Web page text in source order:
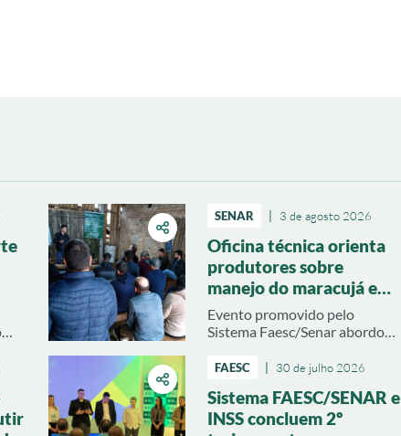
SENAR 3 de agosto 2026
Oficina técnica orienta
produtores sobre
manejo do maracujá em
Urussanga
Evento promovido pelo
Sistema Faesc/Senar abordou
plantio e estratégias para
safra
FAESC 30 de julho 2026
Sistema FAESC/SENAR e
INSS concluem 2º